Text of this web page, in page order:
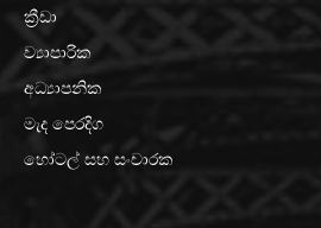
ක්‍රීඩා
ව්‍යාපාරික
අධ්‍යාපනික
මැද පෙරදිග
හෝටල් සහ සංචාරක